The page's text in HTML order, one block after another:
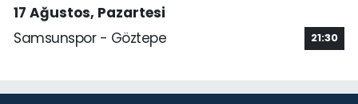
17 Ağustos, Pazartesi
Samsunspor - Göztepe
21:30